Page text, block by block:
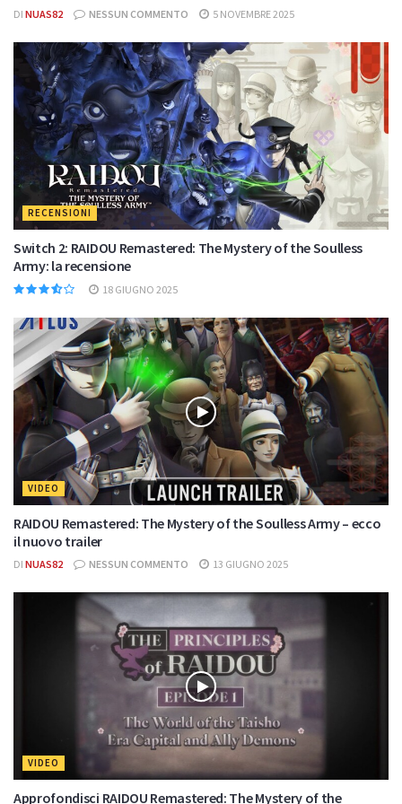
DI NUAS82 NESSUN COMMENTO 5 NOVEMBRE 2025
RECENSIONI
Switch 2: RAIDOU Remastered: The Mystery of the Soulless
Army: la recensione
18 GIUGNO 2025
VIDEO
RAIDOU Remastered: The Mystery of the Soulless Army – ecco
il nuovo trailer
DI NUAS82 NESSUN COMMENTO 13 GIUGNO 2025
VIDEO
Approfondisci RAIDOU Remastered: The Mystery of the